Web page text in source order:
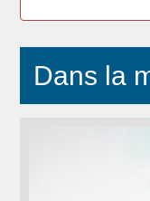
Dans la